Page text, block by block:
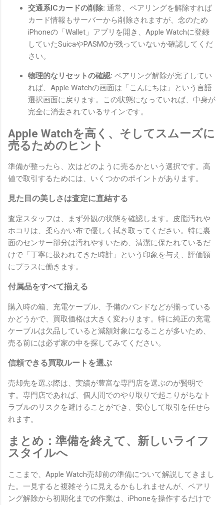
交通系ICカードの削除: 通常、ペアリングを解除すれば
カード情報もサーバーから削除されますが、念のため
iPhoneの「Wallet」アプリを開き、Apple Watchに登録
していたSuicaやPASMOが残っていないか確認してくだ
さい。
物理的なリセットの確認: ペアリング解除が完了してい
れば、Apple Watchの画面は「こんにちは」という言語
選択画面に戻ります。この状態になっていれば、中身が
完全に消去されているサインです。
Apple Watchを高く、そしてスムーズに
売るためのヒント
準備が整ったら、次はどのように売るかという選択です。高
値で取引するためには、いくつかのポイントがあります。
見た目の美しさは査定に直結する
査定スタッフは、まず外観の状態を確認します。皮脂汚れや
ホコリは、柔らかい布で優しく拭き取ってください。特に裏
面のセンサー部分は汚れやすいため、清潔に保たれているだ
けで「丁寧に扱われてきた時計」という印象を与え、評価額
にプラスに働きます。
付属品をすべて揃える
購入時の箱、充電ケーブル、予備のバンドなどが揃っている
かどうかで、買取価格は大きく変わります。特に純正の充電
ケーブルは欠品していると減額対象になることが多いため、
売る前には必ず家の中を探してみてください。
信頼できる買取ルートを選ぶ
売却先を選ぶ際は、実績が豊富な専門店を選ぶのが賢明で
す。専門店であれば、個人間でのやり取りで起こりがちなト
ラブルのリスクを避けることができ、安心して取引を任せら
れます。
まとめ：準備を終えて、新しいライフ
スタイルへ
ここまで、Apple Watch売却前の準備について解説してきまし
た。一見すると複雑そうに見えるかもしれませんが、ペアリ
ング解除から初期化までの作業は、iPhoneを操作するだけで